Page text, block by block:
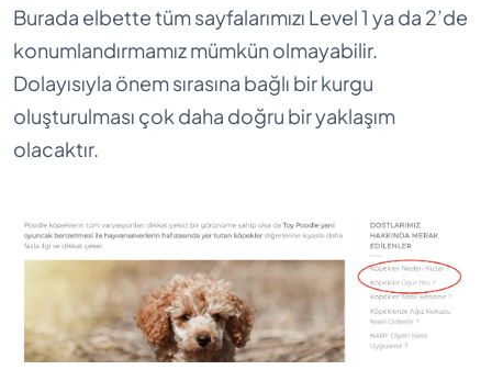
Burada elbette tüm sayfalarımızı Level 1 ya da 2’de
konumlandırmamız mümkün olmayabilir.
Dolayısıyla önem sırasına bağlı bir kurgu
oluşturulması çok daha doğru bir yaklaşım
olacaktır.